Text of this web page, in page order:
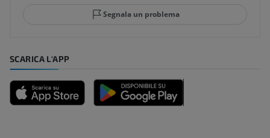
Segnala un problema
SCARICA L'APP